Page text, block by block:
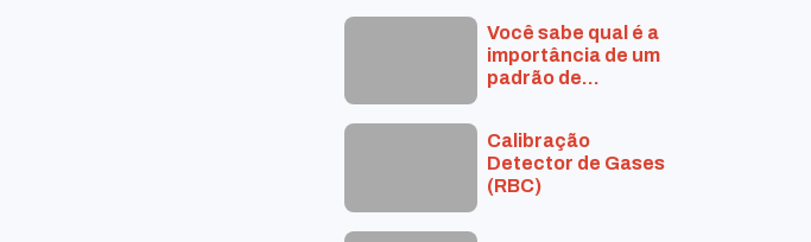
Você sabe qual é a
importância de um
padrão de
Calibração
Detector de Gases
(RBC)